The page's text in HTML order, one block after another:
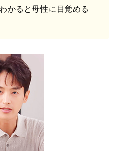
かると母性に目覚める